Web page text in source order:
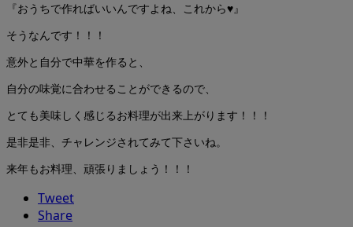
『おうちで作ればいいんですよね、これから♥』
そうなんです！！！
意外と自分で中華を作ると、
自分の味覚に合わせることができるので、
とても美味しく感じるお料理が出来上がります！！！
是非是非、チャレンジされてみて下さいね。
来年もお料理、頑張りましょう！！！
Tweet
Share